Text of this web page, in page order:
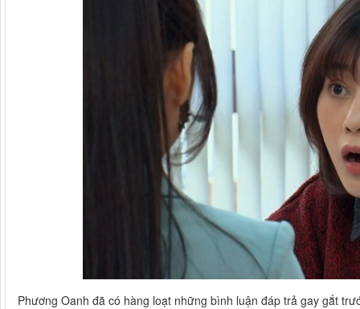
Phương Oanh đã có hàng loạt những bình luận đáp trả gay gắt